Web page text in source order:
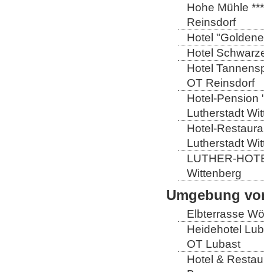
Hohe Mühle
Reinsdorf
Hotel
Hotel
Hotel
OT Reinsdorf
Hotel-Pension
Lutherstadt
Hotel-
Lutherstadt
LUTHER-
Wittenberg
Umgebung
Elbterrasse
Heidehotel
OT Lubast
Hotel &